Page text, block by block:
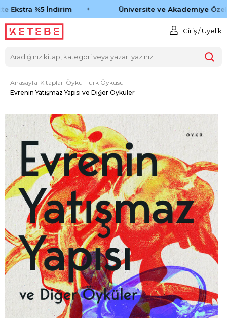
Ekstra %5 İndirim Üniversite ve Akademiye Özel
Giriş / Üyelik
Anasayfa Kitaplar Öykü Türk Öyküsü
Evrenin Yatışmaz Yapısı ve Diğer Öyküler